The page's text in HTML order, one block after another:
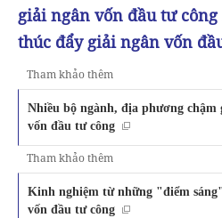
giải ngân vốn đầu tư
thúc đẩy giải ngân vốn
Tham khảo thêm
Nhiều bộ ngành, địa phương chậm
vốn đầu tư công
Tham khảo thêm
Kinh nghiệm từ những "điểm
vốn đầu tư công